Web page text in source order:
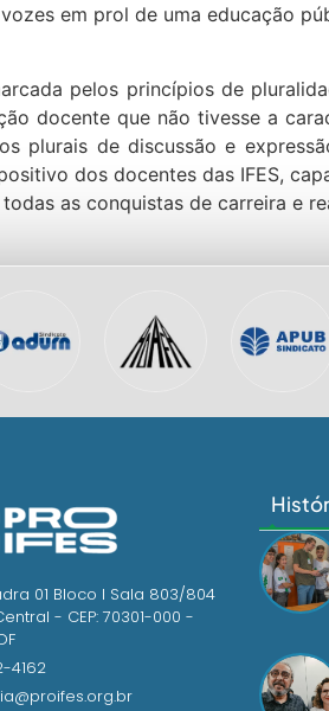
em prol de uma educação
pelos princípios de
docente que não tivesse a
plurais de discussão e
dos docentes das IFES,
as conquistas de carreira e
01 Bloco I Sala 803/804
- CEP: 70301-000 -
4162